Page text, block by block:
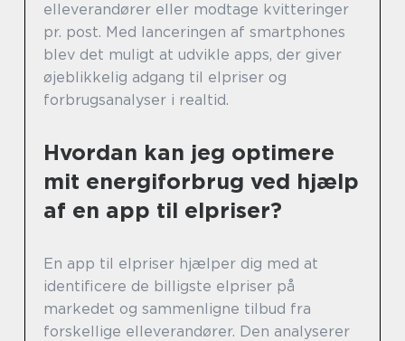
elleverandører eller modtage kvitteringer
pr. post. Med lanceringen af smartphones
blev det muligt at udvikle apps, der giver
øjeblikkelig adgang til elpriser og
forbrugsanalyser i realtid.
Hvordan kan jeg optimere
mit energiforbrug ved hjælp
af en app til elpriser?
En app til elpriser hjælper dig med at
identificere de billigste elpriser på
markedet og sammenligne tilbud fra
forskellige elleverandører. Den analyserer